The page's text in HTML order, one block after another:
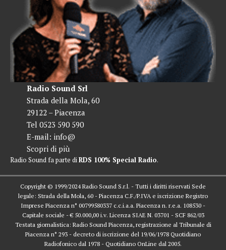
Radio Sound Srl
Strada della Mola, 60
29122 – Piacenza
Tel 0523 590 590
E-mail: info@
Scopri di più
Radio Sound fa parte diRDS 100% Special Radio.
Copyright © 1999/2024 Radio Sound S.r.l. - Tutti i diritti riservati Sede
legale: Strada della Mola, 60 - Piacenza C.F./P.IVA e iscrizione Registro
Imprese Piacenza n° 00799580337 c.c.i.a.a. Piacenza n. r.e.a. 108530 -
Capitale sociale - € 50.000,00 i.v. Licenza SIAE N. 03701 - SCF 862/03
Testata giornalistica: Radio Sound Piacenza, registrazione al Tribunale di
Piacenza n° 293 - decreto di iscrizione del 19/06/1978 Quotidiano
Radiofonico dal 1978 - Quotidiano OnLine dal 2005.